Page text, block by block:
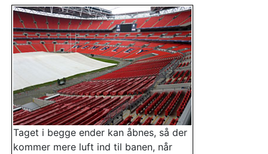
Taget i begge ender kan åbnes, så der
kommer mere luft ind til banen, når